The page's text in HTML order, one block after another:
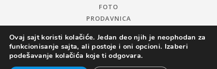
FOTO
PRODAVNICA
Ovaj sajt koristi kolačiće. Jedan deo njih je neophodan za
funkcionisanje sajta, ali postoje i oni opcioni. Izaberi
podešavanje kolačića koje ti odgovara.